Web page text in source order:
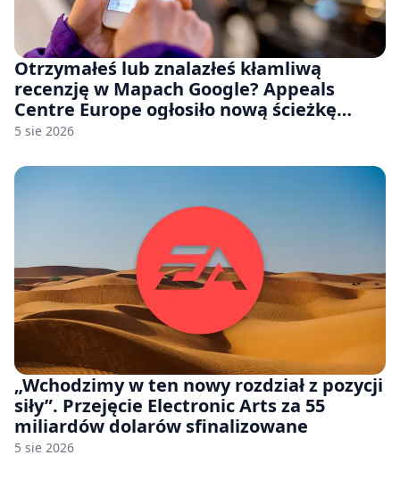
Otrzymałeś lub znalazłeś kłamliwą
recenzję w Mapach Google? Appeals
Centre Europe ogłosiło nową ścieżkę
odwoławczą dla firm i konsumentów
5 sie 2026
„Wchodzimy w ten nowy rozdział z pozycji
siły”. Przejęcie Electronic Arts za 55
miliardów dolarów sfinalizowane
5 sie 2026